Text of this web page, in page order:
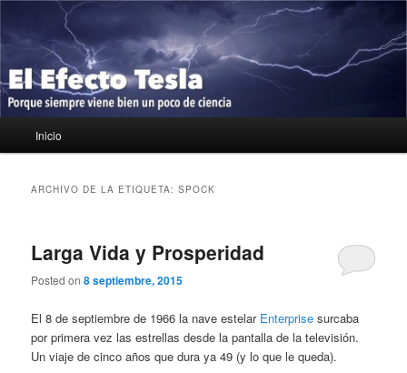
contenido
principal
contenido
secundario
El Efecto Tesla
Porque siempre viene bien un poco de ciencia
principal
Inicio
ARCHIVO DE LA ETIQUETA:SPOCK
Larga Vida y Prosperidad
Posted on8 septiembre, 2015
El 8 de septiembre de 1966 la nave estelar Enterprise surcaba
por primera vez las estrellas desde la pantalla de la televisión.
Un viaje de cinco años que dura ya 49 (y lo que le queda).